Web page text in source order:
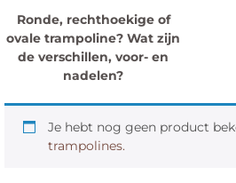
Ronde, rechthoekige of
ovale trampoline? Wat zijn
de verschillen, voor- en
nadelen?
Je hebt nog geen product
trampolines.